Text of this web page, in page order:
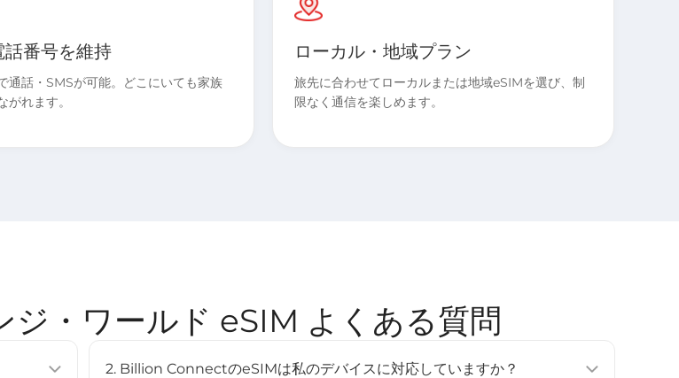
話番号を維持
通話・SMSが可能。どこにいても家族
がれます。
ローカル・地域プラン
旅先に合わせてローカルまたは地域eSIMを選び、制
限なく通信を楽しめます。
・ワールド eSIM よくある質問
2. Billion ConnectのeSIMは私のデバイスに対応していますか？